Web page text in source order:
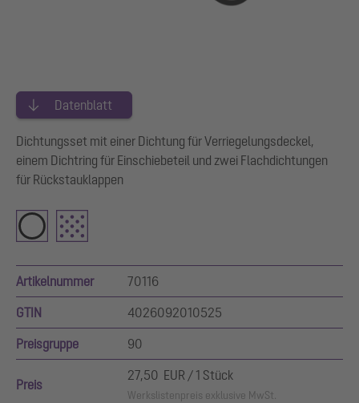
Datenblatt
Dichtungsset mit einer Dichtung für Verriegelungsdeckel,
einem Dichtring für Einschiebeteil und zwei Flachdichtungen
für Rückstauklappen
Artikelnummer 70116
GTIN 4026092010525
Preisgruppe 90
Preis
27,50 EUR / 1 Stück
Werkslistenpreis exklusive MwSt.